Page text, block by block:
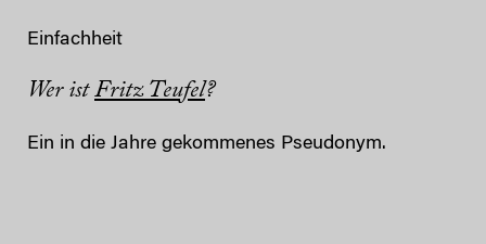
Einfachheit
Wer istFritz Teufel?
Ein in die Jahre gekommenes Pseudonym.